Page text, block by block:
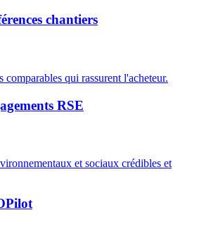
chantiers
comparables qui rassurent l'acheteur.
RSE
et sociaux crédibles et